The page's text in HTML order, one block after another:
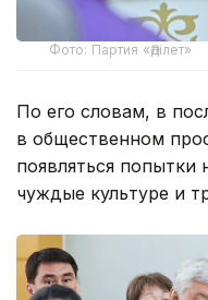
Фото: Партия «Әділет»
По его словам, в
в общественном
появляться попытки
чуждые культуре и